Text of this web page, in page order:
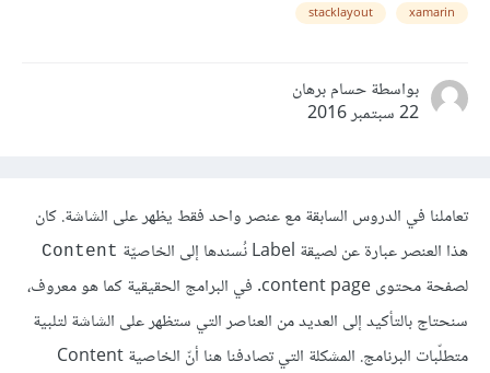
xamarin
stacklayout
بواسطة حسام برهان
22 سبتمبر 2016
تعاملنا في الدروس السابقة مع عنصر واحد فقط يظهر على الشاشة. كان
هذا العنصر عبارة عن لصيقة Label نُسندها إلى الخاصيّة
Content
لصفحة محتوى content page. في البرامج الحقيقية كما هو معروف،
سنحتاج بالتأكيد إلى العديد من العناصر التي ستظهر على الشاشة لتلبية
متطلّبات البرنامج. المشكلة التي تصادفنا هنا أنّ الخاصية Content